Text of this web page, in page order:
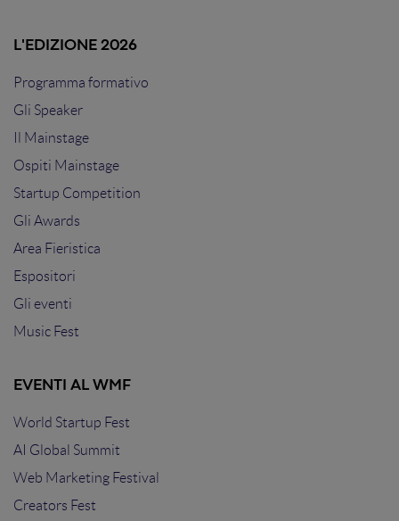
L'EDIZIONE 2026
Programma formativo
Gli Speaker
Il Mainstage
Ospiti Mainstage
Startup Competition
Gli Awards
Area Fieristica
Espositori
Gli eventi
Music Fest
EVENTI AL WMF
World Startup Fest
AI Global Summit
Web Marketing Festival
Creators Fest